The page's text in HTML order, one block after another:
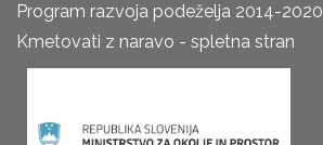
Program razvoja podeželja 2014-2020
Kmetovati z naravo - spletna stran